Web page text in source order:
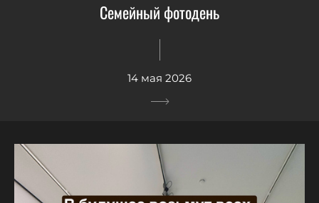
Семейный фотодень
14 мая 2026